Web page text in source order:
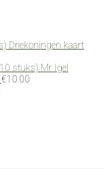
Driekoningen kaart
Mr Igel
€10.00